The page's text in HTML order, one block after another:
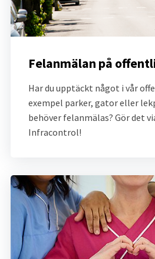
Felanmälan på
Har du upptäckt något i vår
exempel parker, gator eller
behöver felanmälas? Gör det
Infracontrol!